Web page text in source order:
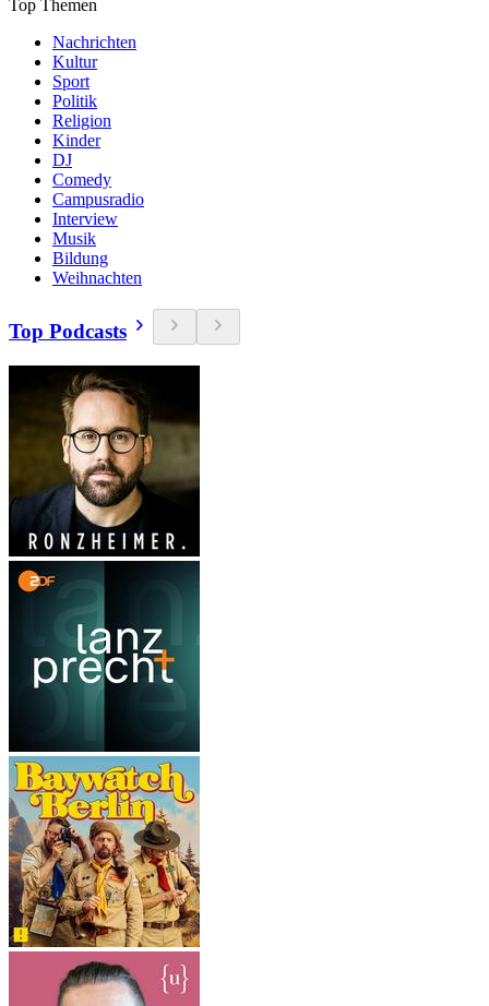
Top Themen
Nachrichten
Kultur
Sport
Politik
Religion
Kinder
DJ
Comedy
Campusradio
Interview
Musik
Bildung
Weihnachten
Top Podcasts